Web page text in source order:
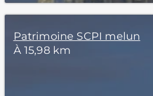
Patrimoine SCPI melun
À 15,98 km